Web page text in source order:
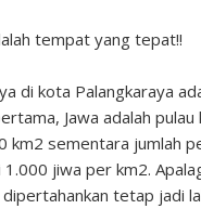
tempat yang tepat!!
di kota Palangkaraya
Jawa adalah
km2 sementara jumlah
jiwa per km2.
tetap jadi